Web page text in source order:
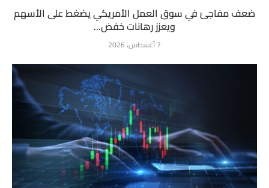
ضعف مفاجئ في سوق العمل الأمريكي يضغط على الأسهم
ويعزز رهانات خفض...
7 أغسطس، 2026